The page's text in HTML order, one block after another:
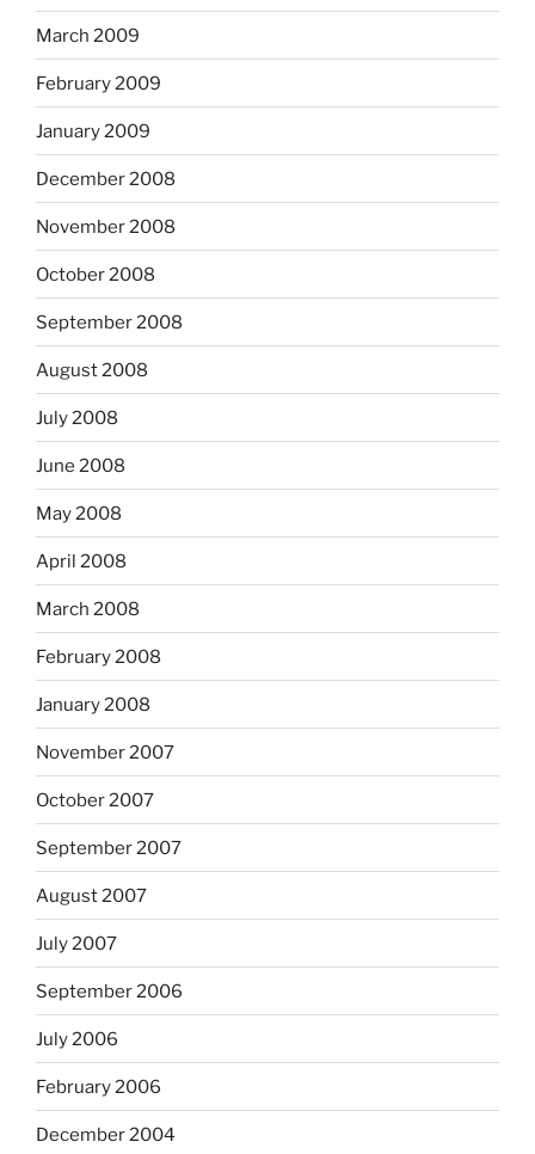
March 2009
February 2009
January 2009
December 2008
November 2008
October 2008
September 2008
August 2008
July 2008
June 2008
May 2008
April 2008
March 2008
February 2008
January 2008
November 2007
October 2007
September 2007
August 2007
July 2007
September 2006
July 2006
February 2006
December 2004